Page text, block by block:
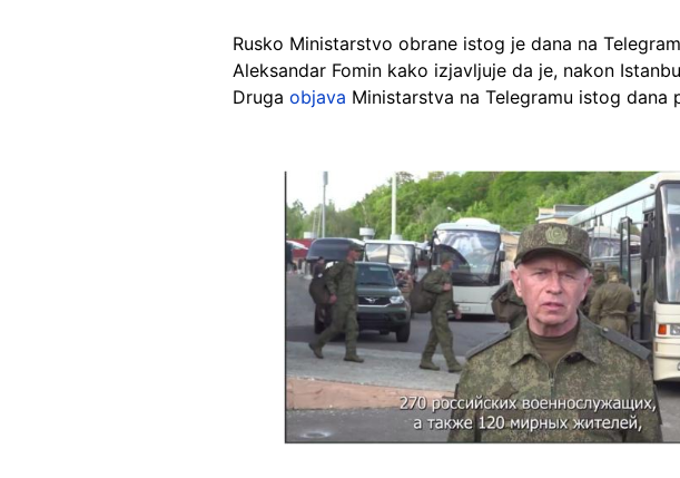
Rusko Ministarstvo obrane istog je dana na
Aleksandar Fomin kako izjavljuje da je, nakon
Druga objava Ministarstva na Telegramu istog